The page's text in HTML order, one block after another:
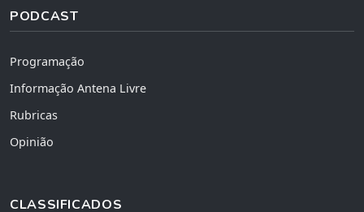
PODCAST
Programação
Informação Antena Livre
Rubricas
Opinião
CLASSIFICADOS